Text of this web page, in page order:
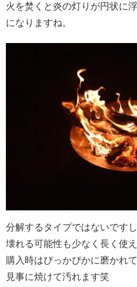
火を焚くと炎の灯りが円状に
になりますね。
分解するタイプではないです
壊れる可能性も少なく長く使
購入時はぴっかぴかに磨かれ
見事に焼けて汚れます笑